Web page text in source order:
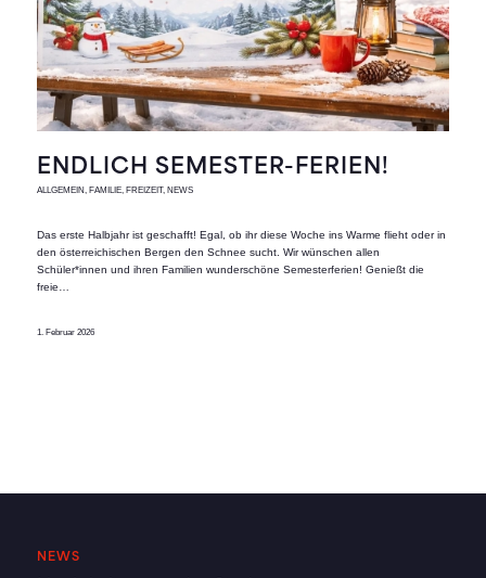
ENDLICH SEMESTER-FERIEN!
ALLGEMEIN FAMILIE, FREIZEIT, NEWS
Das erste Halbjahr ist geschafft! Egal, ob ihr diese Woche ins Warme flieht oder in
den österreichischen Bergen den Schnee sucht. Wir wünschen allen
Schüler*innen und ihren Familien wunderschöne Semesterferien! Genießt die
freie…
1. Februar 2026
NEWS